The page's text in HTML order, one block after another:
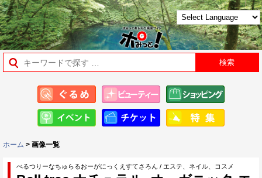
ホーム > 画像一覧
べるつりーなちゅらるおーがにっくえすてさろん / エステ、ネイル、コスメ